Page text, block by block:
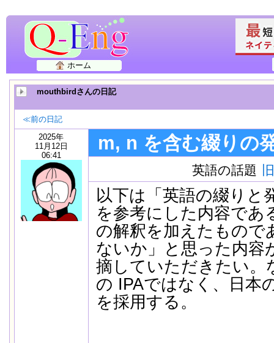
ホーム
mouthbirdさんの日記
≪前の日記
2025年
11月12日
06:41
m, n を含む綴りの
英語の話題
以下は「英語の綴りと
を参考にした内容であ
の解釈を加えたもので
ないか」と思った内容
摘していただきたい。
の IPAではなく、日本
を採用する。